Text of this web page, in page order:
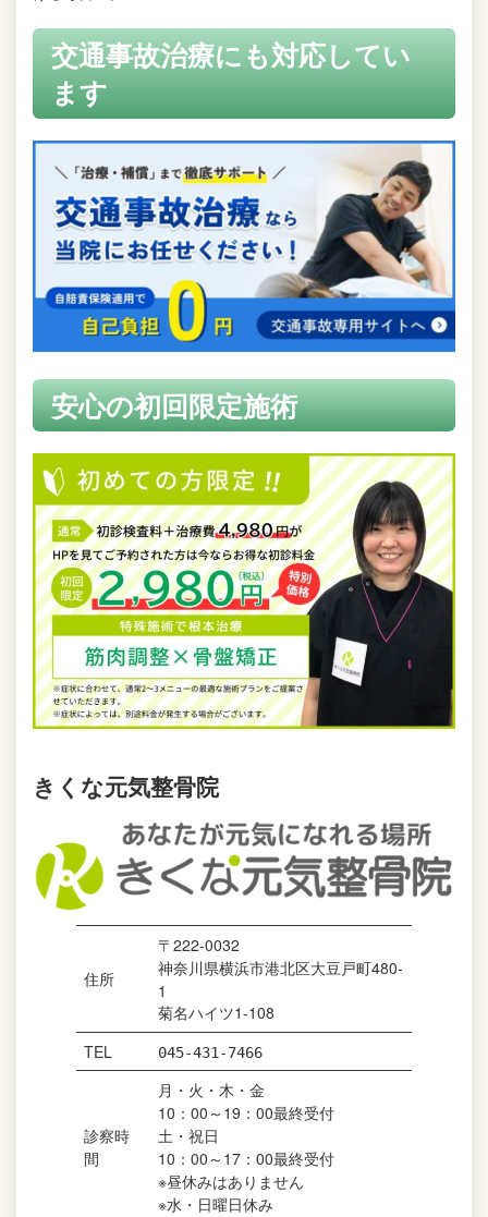
交通事故治療にも対応してい
ます
安心の初回限定施術
きくな元気整骨院
住所
〒222-0032
神奈川県横浜市港北区大豆戸町480-
1
菊名ハイツ1-108
TEL
045-431-7466
診察時
間
月・火・木・金
10：00～19：00最終受付
土・祝日
10：00～17：00最終受付
※昼休みはありません
※水・日曜日休み